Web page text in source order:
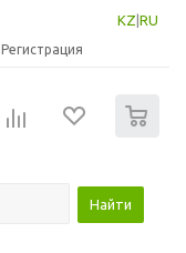
KZ RU
Регистрация
Найти